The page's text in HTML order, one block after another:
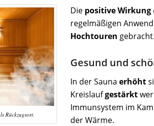
Rückzugsort.
Die positiveWirkung
regelmäßigen
Hochtouren gebracht.
Gesund und
In der Saunaerhöht
Kreislaufgestärkt
Immunsystem im
der Wärme.